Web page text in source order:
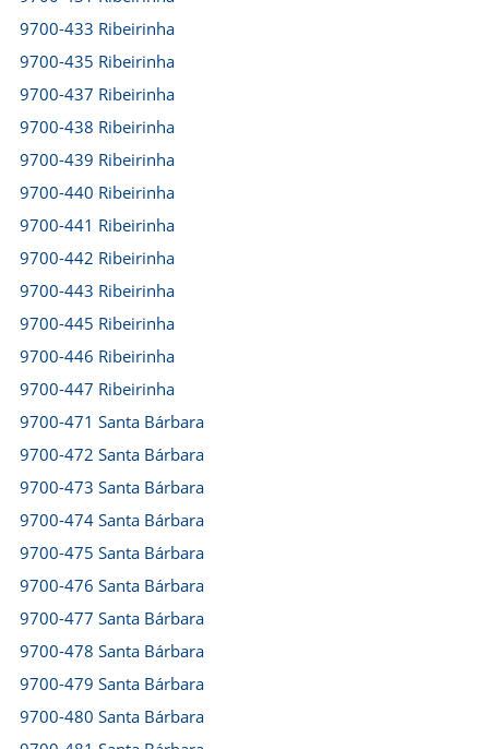
9700-433 Ribeirinha
9700-435 Ribeirinha
9700-437 Ribeirinha
9700-438 Ribeirinha
9700-439 Ribeirinha
9700-440 Ribeirinha
9700-441 Ribeirinha
9700-442 Ribeirinha
9700-443 Ribeirinha
9700-445 Ribeirinha
9700-446 Ribeirinha
9700-447 Ribeirinha
9700-471 Santa Bárbara
9700-472 Santa Bárbara
9700-473 Santa Bárbara
9700-474 Santa Bárbara
9700-475 Santa Bárbara
9700-476 Santa Bárbara
9700-477 Santa Bárbara
9700-478 Santa Bárbara
9700-479 Santa Bárbara
9700-480 Santa Bárbara